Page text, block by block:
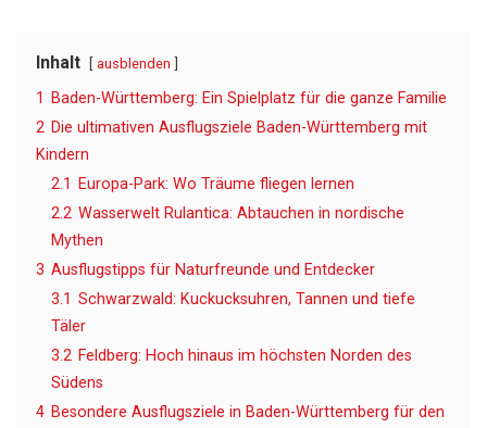
Inhalt ausblenden
1
Baden-Württemberg: Ein Spielplatz für die ganze Familie
2 Die ultimativen Ausflugsziele Baden-Württemberg mit
Kindern
2.1
Europa-Park: Wo Träume fliegen lernen
2.2 Wasserwelt Rulantica: Abtauchen in nordische
Mythen
3 Ausflugstipps für Naturfreunde und Entdecker
3.1 Schwarzwald: Kuckucksuhren, Tannen und tiefe
Täler
3.2 Feldberg: Hoch hinaus im höchsten Norden des
Südens
4 Besondere Ausflugsziele in Baden-Württemberg für den